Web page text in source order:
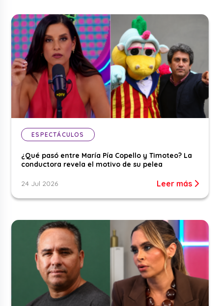
ESPECTÁCULOS
¿Qué pasó entre María Pía Copello y Timoteo? La
conductora revela el motivo de su pelea
24 Jul 2026 Leer más